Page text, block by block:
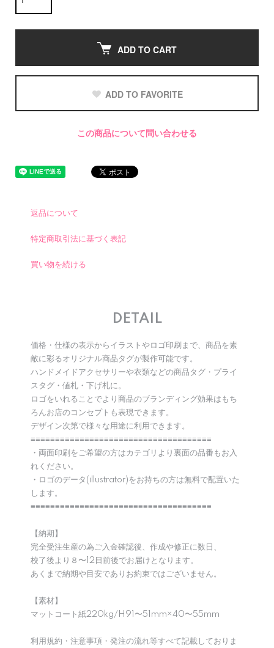
ADD TO CART
ADD TO FAVORITE
この商品について問い合わせる
返品について
特定商取引法に基づく表記
買い物を続ける
DETAIL
価格・仕様の表示からイラストやロゴ印刷まで、商品を素
敵に彩るオリジナル商品タグが製作可能です。
ハンドメイドアクセサリーや衣類などの商品タグ・プライ
スタグ・値札・下げ札に。
ロゴをいれることでより商品のブランディング効果はもち
ろんお店のコンセプトも表現できます。
デザイン次第で様々な用途に利用できます。
≡≡≡≡≡≡≡≡≡≡≡≡≡≡≡≡≡≡≡≡≡≡≡≡≡≡≡≡≡≡≡≡≡≡≡≡≡
・両面印刷をご希望の方はカテゴリより裏面の品番もお入
れください。
・ロゴのデータ(illustrator)をお持ちの方は無料で配置いた
します。
≡≡≡≡≡≡≡≡≡≡≡≡≡≡≡≡≡≡≡≡≡≡≡≡≡≡≡≡≡≡≡≡≡≡≡≡≡
【納期】
完全受注生産の為ご入金確認後、作成や修正に数日、
校了後より８〜12日前後でお届けとなります。
あくまで納期や目安でありお約束ではございません。
【素材】
マットコート紙220kg/H91〜51mm×40〜55mm
利用規約・注意事項・発注の流れ等すべて記載しておりま